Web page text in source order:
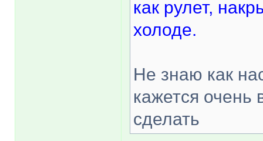
как рулет,
холоде.
Не знаю как
кажется очень
сделать